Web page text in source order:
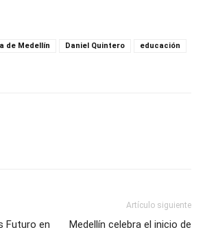
de Medellín Daniel Quintero
educación
Futuro en
Artículo siguiente
Medellín celebra el inicio de